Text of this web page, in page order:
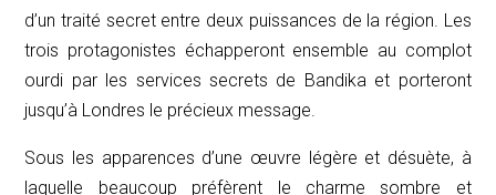
d’un traité secret entre deux puissances de la région. Les
trois protagonistes échapperont ensemble au complot
ourdi par les services secrets de Bandika et porteront
jusqu’à Londres le précieux message.
Sous les apparences d’une œuvre légère et désuète, à
laquelle beaucoup préfèrent le charme sombre et